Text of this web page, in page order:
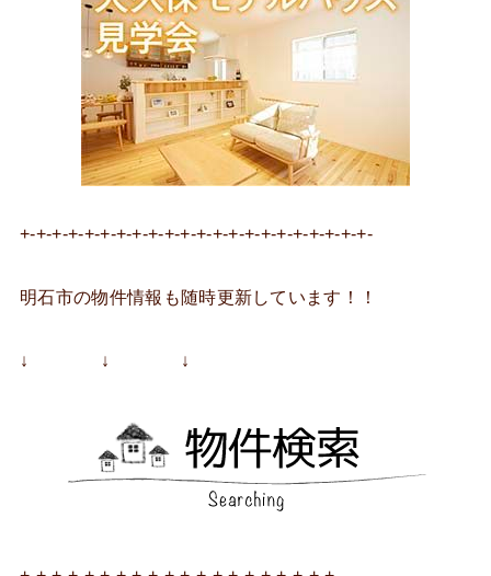
+-+-+-+-+-+-+-+-+-+-+-+-+-+-+-+-+-+-+-+-+-+-
明石市の物件情報も随時更新しています！！
↓ ↓ ↓